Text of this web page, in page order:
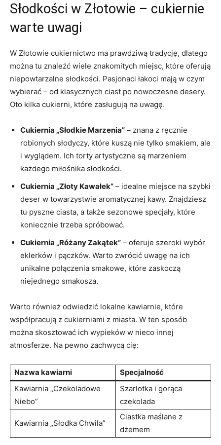
Słodkości w Złotowie – cukiernie
warte uwagi
W Złotowie cukiernictwo ma prawdziwą tradycję, dlatego
można tu znaleźć wiele znakomitych miejsc, które oferują
niepowtarzalne słodkości. Pasjonaci łakoci mają w czym
wybierać – od klasycznych ciast po nowoczesne desery.
Oto kilka cukierni, które zasługują na uwagę.
Cukiernia „Słodkie Marzenia” – znana z ręcznie
robionych słodyczy, które kuszą nie tylko smakiem, ale
i wyglądem. Ich torty artystyczne są marzeniem
każdego miłośnika słodkości.
Cukiernia „Złoty Kawałek” – idealne miejsce na szybki
deser w towarzystwie aromatycznej kawy. Znajdziesz
tu pyszne ciasta, a także sezonowe specjały, które
koniecznie trzeba spróbować.
Cukiernia „Różany Zakątek” – oferuje szeroki wybór
eklerków i pączków. Warto zwrócić uwagę na ich
unikalne połączenia smakowe, które zaskoczą
niejednego smakosza.
Warto również odwiedzić lokalne kawiarnie, które
współpracują z cukierniami z miasta. W ten sposób
można skosztować ich wypieków w nieco innej
atmosferze. Na pewno zachwycą cię:
Nazwa kawiarni
Specjalność
Kawiarnia „Czekoladowe
Niebo”
Szarlotka i gorąca
czekolada
Kawiarnia „Słodka Chwila”
Ciastka maślane z
dżemem